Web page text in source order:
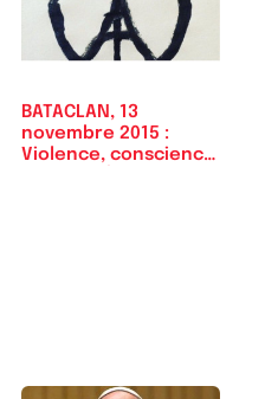
BATACLAN, 13
novembre 2015 :
Violence, conscience